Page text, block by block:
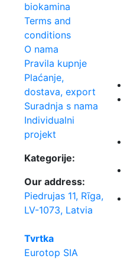
biokamina
Terms and
conditions
O nama
Pravila kupnje
Plaćanje,
dostava, export
Suradnja s nama
Individualni
projekt
Kategorije:
Our address:
Piedrujas 11, Rīga,
LV-1073, Latvia
Tvrtka
Eurotop SIA